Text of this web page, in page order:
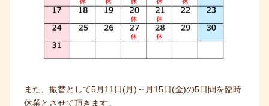
また、振替として5月11日(月)～月15日(金)の5日間を臨時
休業とさせて頂きます。